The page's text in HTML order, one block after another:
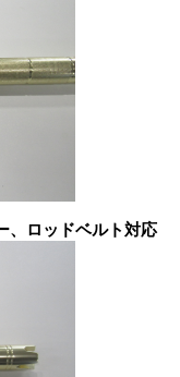
、ロッドベルト対応